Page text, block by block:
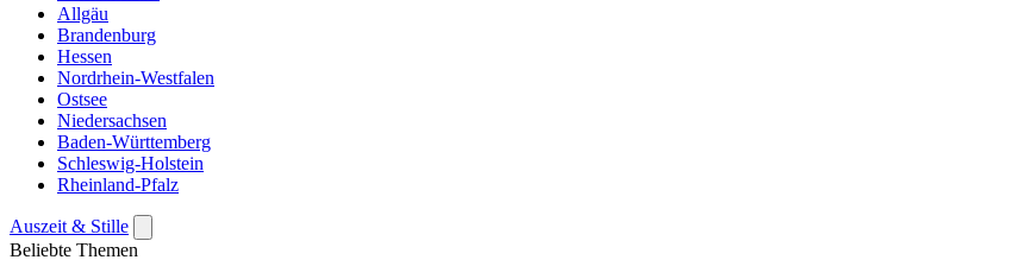
Allgäu
Brandenburg
Hessen
Nordrhein-Westfalen
Ostsee
Niedersachsen
Baden-Württemberg
Schleswig-Holstein
Rheinland-Pfalz
Auszeit & Stille
Beliebte Themen